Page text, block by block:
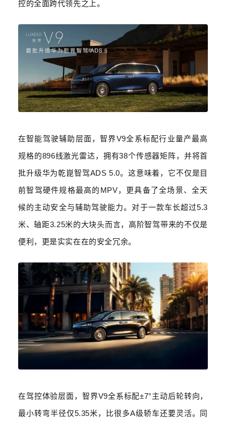
控的全面跨代领先之上。
在智能驾驶辅助层面，智界V9全系标配行业量产最高
规格的896线激光雷达，拥有38个传感器矩阵，并将首
批升级华为乾崑智驾ADS 5.0。这意味着，它不仅是目
前智驾硬件规格最高的 MPV，更具备了全场景、全天
候的主动安全与辅助驾驶能力。对于一款车长超过5.3
米、轴距3.25米的大块头而言，高阶智驾带来的不仅是
便利，更是实实在在的安全冗余。
在驾控体验层面，智界V9全系标配±7°主动后轮转向，
最小转弯半径仅5.35米，比很多A级轿车还要灵活。同